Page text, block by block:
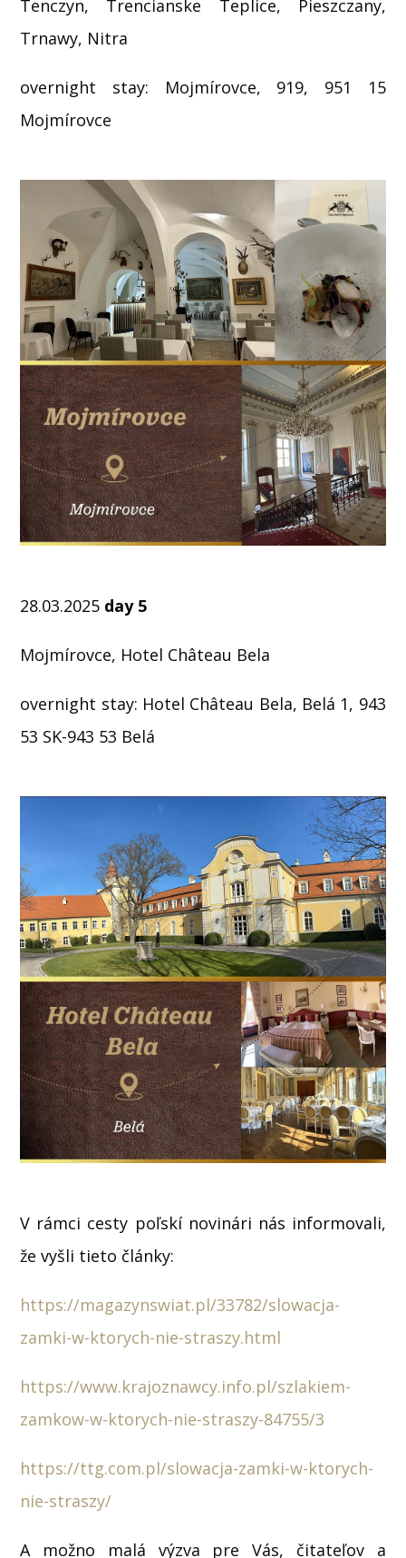
Tenczyn, Trencianske Teplice, Pieszczany,
Trnawy, Nitra
overnight stay: Mojmírovce, 919, 951 15
Mojmírovce
28.03.2025 day 5
Mojmírovce, Hotel Château Bela
overnight stay: Hotel Château Bela, Belá 1, 943
53 SK-943 53 Belá
V rámci cesty poľskí novinári nás informovali,
že vyšli tieto články:
https://magazynswiat.pl/33782/slowacja-
zamki-w-ktorych-nie-straszy.html
https://www.krajoznawcy.info.pl/szlakiem-
zamkow-w-ktorych-nie-straszy-84755/3
https://ttg.com.pl/slowacja-zamki-w-ktorych-
nie-straszy/
A možno malá výzva pre Vás, čitateľov a